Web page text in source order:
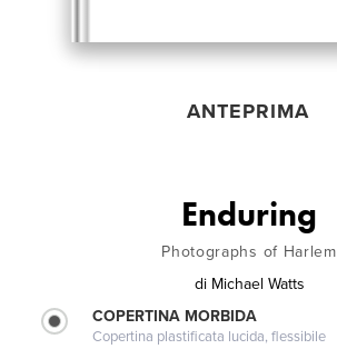
ANTEPRIMA
Enduring
Photographs of Harlem
di Michael Watts
COPERTINA MORBIDA
Copertina plastificata lucida, flessibile